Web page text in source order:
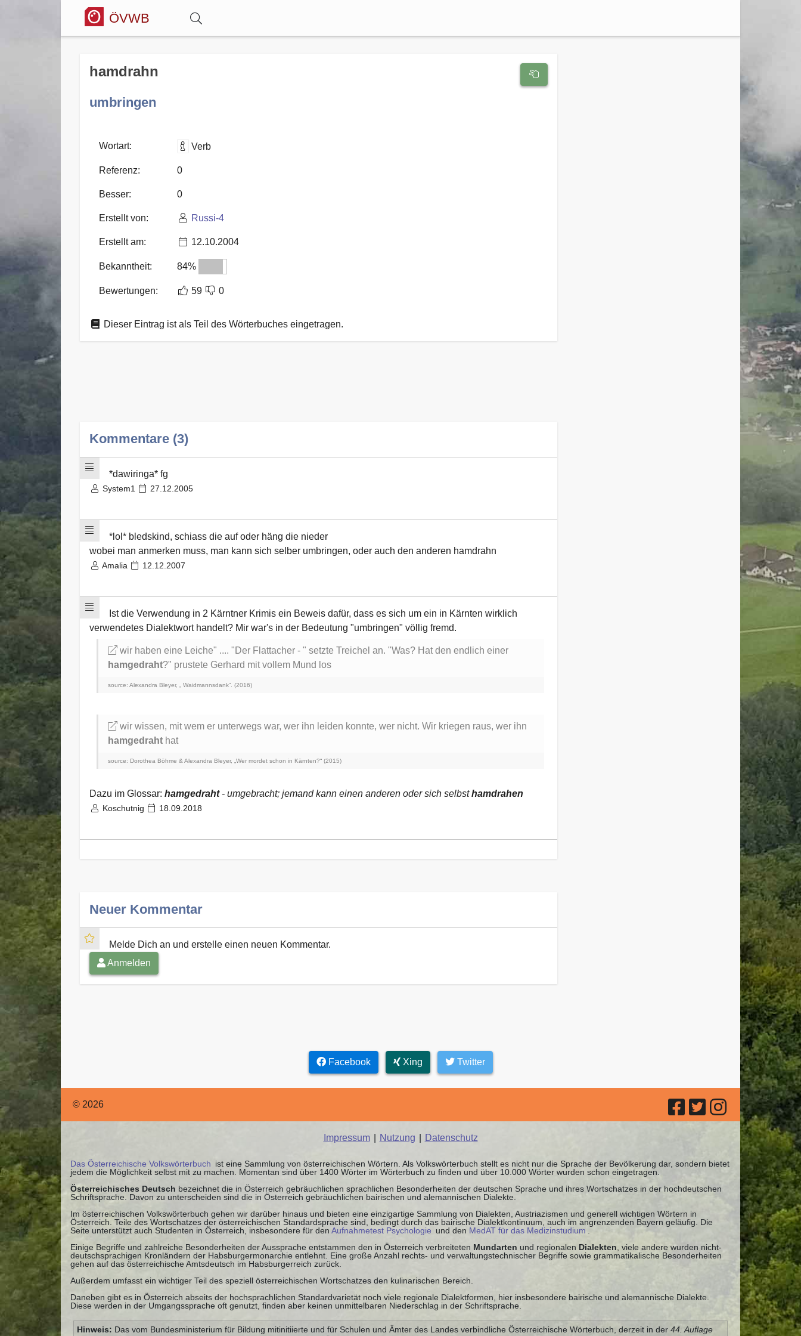
ÖVWB
Wörterbuch
Blog
hamdrahn
umbringen
Wortart: Verb
Referenz: 0
Besser: 0
Erstellt von: Russi-4
Erstellt am: 12.10.2004
Bekanntheit: 84%
Bewertungen: 59 0
Dieser Eintrag ist als Teil des Wörterbuches eingetragen.
Kommentare (3)
*dawiringa* fg
System1 27.12.2005
*lol* bledskind, schiass die auf oder häng die nieder
wobei man anmerken muss, man kann sich selber umbringen, oder auch den anderen hamdrahn
Amalia 12.12.2007
Ist die Verwendung in 2 Kärntner Krimis ein Beweis dafür, dass es sich um ein in Kärnten wirklich
verwendetes Dialektwort handelt? Mir war's in der Bedeutung "umbringen" völlig fremd.
wir haben eine Leiche" .... "Der Flattacher - " setzte Treichel an. "Was? Hat den endlich einer
hamgedraht?" prustete Gerhard mit vollem Mund los
source: Alexandra Bleyer, „ Waidmannsdank“. (2016)
wir wissen, mit wem er unterwegs war, wer ihn leiden konnte, wer nicht. Wir kriegen raus, wer ihn
hamgedraht hat
source: Dorothea Böhme & Alexandra Bleyer, „Wer mordet schon in Kärnten?“ (2015)
Dazu im Glossar: hamgedraht- umgebracht; jemand kann einen anderen oder sich selbsthamdrahen
Koschutnig 18.09.2018
Neuer Kommentar
Melde Dich an und erstelle einen neuen Kommentar.
Anmelden
Facebook Xing Twitter
© 2026
Impressum Nutzung Datenschutz
Das Österreichische Volkswörterbuch ist eine Sammlung von österreichischen Wörtern. Als Volkswörterbuch stellt es nicht nur die Sprache der Bevölkerung dar, sondern bietet
jedem die Möglichkeit selbst mit zu machen. Momentan sind über 1400 Wörter im Wörterbuch zu finden und über 10.000 Wörter wurden schon eingetragen.
Österreichisches Deutsch bezeichnet die in Österreich gebräuchlichen sprachlichen Besonderheiten der deutschen Sprache und ihres Wortschatzes in der hochdeutschen
Schriftsprache. Davon zu unterscheiden sind die in Österreich gebräuchlichen bairischen und alemannischen Dialekte.
Im österreichischen Volkswörterbuch gehen wir darüber hinaus und bieten eine einzigartige Sammlung von Dialekten, Austriazismen und generell wichtigen Wörtern in
Österreich. Teile des Wortschatzes der österreichischen Standardsprache sind, bedingt durch das bairische Dialektkontinuum, auch im angrenzenden Bayern geläufig. Die
Seite unterstützt auch Studenten in Österreich, insbesondere für den Aufnahmetest Psychologie und den MedAT für das Medizinstudium .
Einige Begriffe und zahlreiche Besonderheiten der Aussprache entstammen den in Österreich verbreiteten Mundarten und regionalen Dialekten , viele andere wurden nicht-
deutschsprachigen Kronländern der Habsburgermonarchie entlehnt. Eine große Anzahl rechts- und verwaltungstechnischer Begriffe sowie grammatikalische Besonderheiten
gehen auf das österreichische Amtsdeutsch im Habsburgerreich zurück.
Außerdem umfasst ein wichtiger Teil des speziell österreichischen Wortschatzes den kulinarischen Bereich.
Daneben gibt es in Österreich abseits der hochsprachlichen Standardvarietät noch viele regionale Dialektformen, hier insbesondere bairische und alemannische Dialekte.
Diese werden in der Umgangssprache oft genutzt, finden aber keinen unmittelbaren Niederschlag in der Schriftsprache.
Hinweis: Das vom Bundesministerium für Bildung mitinitiierte und für Schulen und Ämter des Landes verbindliche Österreichische Wörterbuch, derzeit in der 44. Auflage